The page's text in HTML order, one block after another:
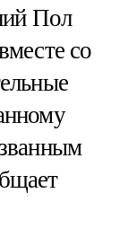
Пол
со